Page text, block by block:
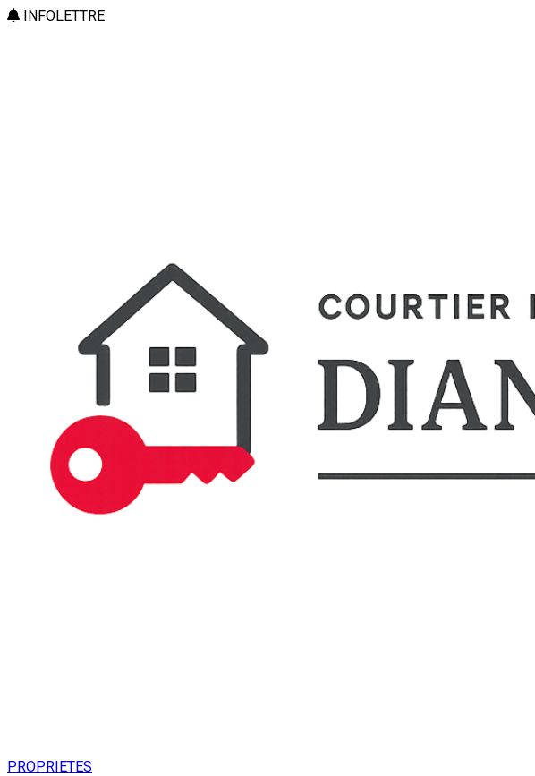
INFOLETTRE
PROPRIETES